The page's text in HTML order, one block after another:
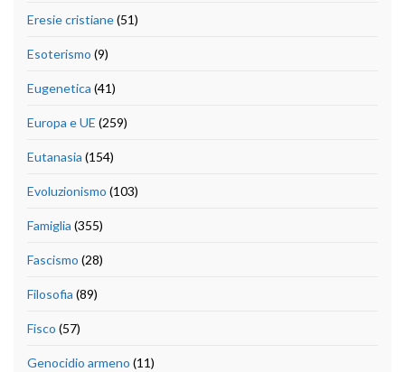
Eresie cristiane(51)
Esoterismo (9)
Eugenetica (41)
Europa e UE (259)
Eutanasia (154)
Evoluzionismo (103)
Famiglia (355)
Fascismo (28)
Filosofia (89)
Fisco (57)
Genocidio armeno (11)